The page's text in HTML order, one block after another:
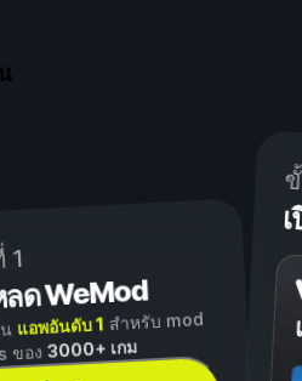
1
ด WeMod
แอพอันดับ 1 สำหรับ mod
ของ3000+ เกม